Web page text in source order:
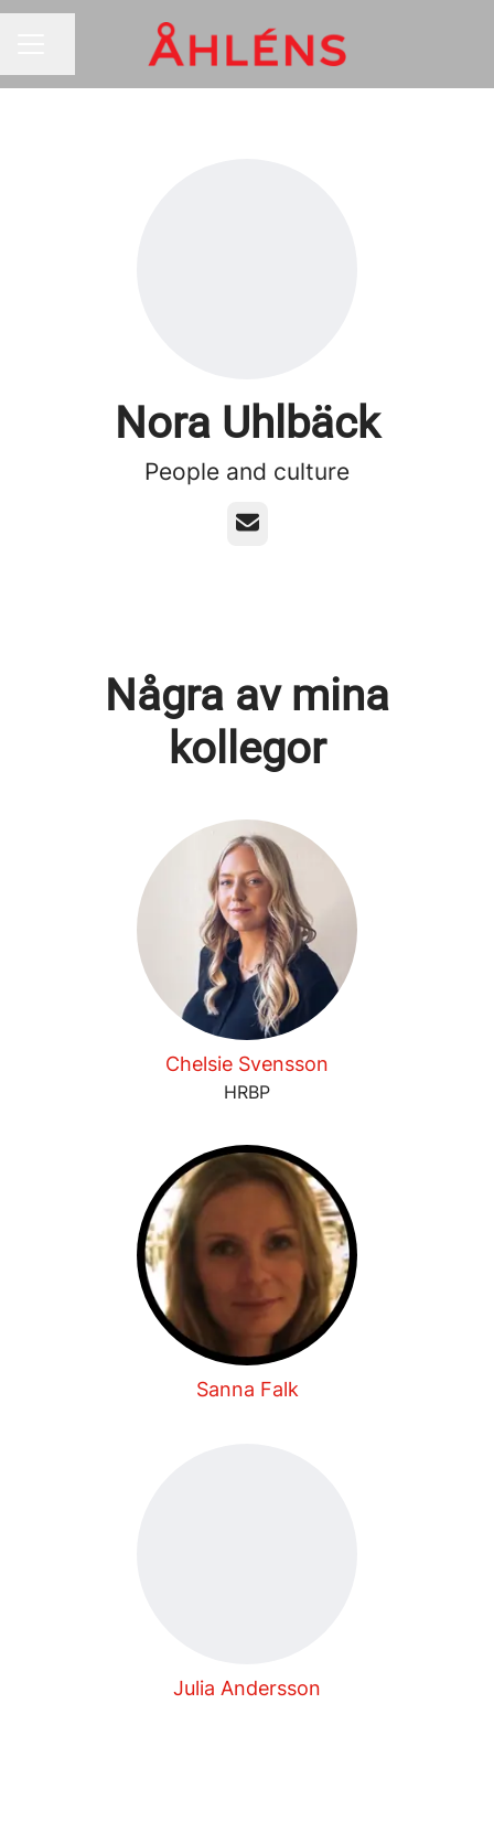
Nora Uhlbäck
People and culture
E-post
Några av mina
kollegor
Chelsie Svensson
HRBP
Sanna Falk
Julia Andersson